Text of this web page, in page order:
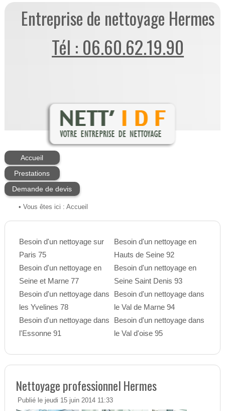
Entreprise de nettoyage Hermes
Tél : 06.60.62.19.90
Accueil
Prestations
Demande de devis
• Vous êtes ici : Accueil
Besoin d'un nettoyage sur
Paris 75
Besoin d'un nettoyage en
Seine et Marne 77
Besoin d'un nettoyage dans
les Yvelines 78
Besoin d'un nettoyage dans
l'Essonne 91
Besoin d'un nettoyage en
Hauts de Seine 92
Besoin d'un nettoyage en
Seine Saint Denis 93
Besoin d'un nettoyage dans
le Val de Marne 94
Besoin d'un nettoyage dans
le Val d'oise 95
Nettoyage professionnel Hermes
Publié le jeudi 15 juin 2014 11:33